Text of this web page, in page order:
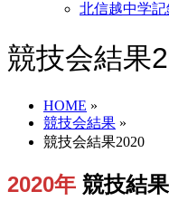
北信越中学記
競技会結果
HOME »
競技会結果 »
競技会結果2020
2020年 競技結果